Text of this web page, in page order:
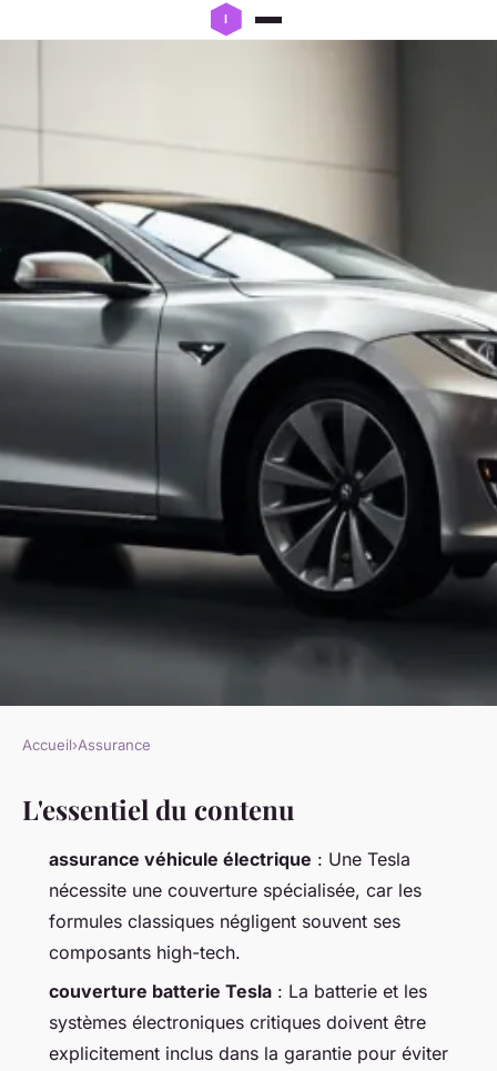
Top conseils pour sélectionner
la meilleure assurance pour
Tesla
01/07/2026 16:05 11 min de lecture
Accueil›Assurance
L'essentiel du contenu
assurance véhicule électrique : Une Tesla
nécessite une couverture spécialisée, car les
formules classiques négligent souvent ses
composants high-tech.
couverture batterie Tesla : La batterie et les
systèmes électroniques critiques doivent être
explicitement inclus dans la garantie pour éviter